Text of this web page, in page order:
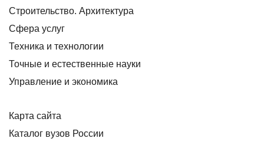
Строительство. Архитектура
Сфера услуг
Техника и технологии
Точные и естественные науки
Управление и экономика
Карта сайта
Каталог вузов России